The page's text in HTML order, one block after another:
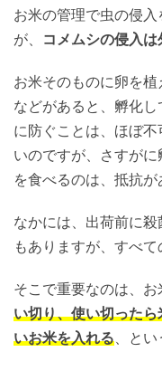
お米の管理で虫の侵
が、
コメムシの侵入
お米そのものに卵を
などがあると、孵化
に防ぐことは、ほぼ
いのですが、さすが
を食べるのは、抵抗が
なかには、出荷前に
もありますが、すべて
そこで重要なのは、
い切り、使い切った
いお米を入れる 、と